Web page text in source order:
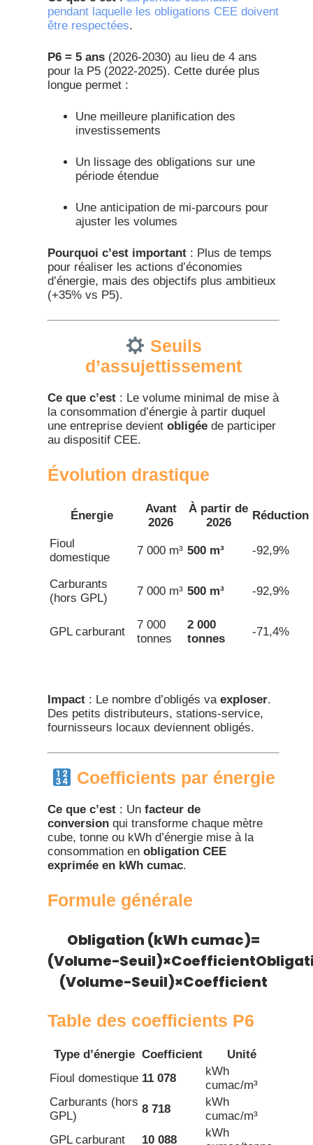
pendant laquelle les obligations CEE doivent
être respectées.
P6 = 5 ans (2026-2030) au lieu de 4 ans
pour la P5 (2022-2025). Cette durée plus
longue permet :​
Une meilleure planification des
investissements
Un lissage des obligations sur une
période étendue
Une anticipation de mi-parcours pour
ajuster les volumes
Pourquoi c’est important : Plus de temps
pour réaliser les actions d’économies
d’énergie, mais des objectifs plus ambitieux
(+35% vs P5).​
Seuils
d’assujettissement
Ce que c’est : Le volume minimal de mise à
la consommation d’énergie à partir duquel
une entreprise devient obligée de participer
au dispositif CEE.
Évolution drastique​
Énergie
Avant
2026
À partir de
2026
Réduction
Fioul
domestique
7 000 m³ 500 m³ -92,9%
Carburants
(hors GPL)
7 000 m³ 500 m³ -92,9%
GPL carburant
7 000
tonnes
2 000
tonnes
-71,4%
Impact : Le nombre d’obligés va exploser.
Des petits distributeurs, stations-service,
fournisseurs locaux deviennent obligés.​
Coefficients par énergie
Ce que c’est : Un facteur de
conversion qui transforme chaque mètre
cube, tonne ou kWh d’énergie mise à la
consommation en obligation CEE
exprimée en kWh cumac.
Formule générale
Obligation (kWh cumac)=
(Volume−Seuil)×Coefficient
(Volume−Seuil)×Coefficient
Table des coefficients P6​
Type d’énergie Coefficient
Unité
Fioul domestique 11 078
kWh
cumac/m³
Carburants (hors
GPL)
8 718
kWh
cumac/m³
GPL carburant
10 088
kWh